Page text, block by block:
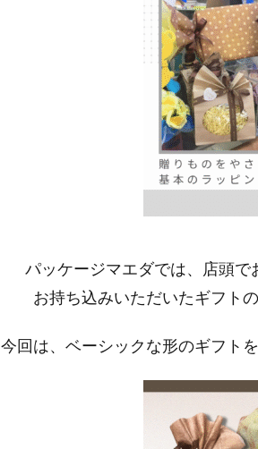
パッケージマエダでは、店頭で
お持ち込みいただいたギフト
今回は、ベーシックな形のギフト